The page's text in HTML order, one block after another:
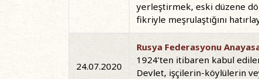
yerleştirmek, eski düzene
fikriyle meşrulaştığını
24.07.2020
Rusya Federasyonu
1924’ten itibaren kabul
Devlet, işçilerin-köylülerin